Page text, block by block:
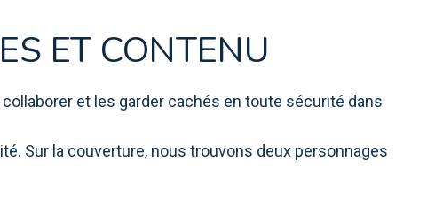
ET CONTENU
et les garder cachés en toute sécurité dans
Sur la couverture, nous trouvons deux personnages